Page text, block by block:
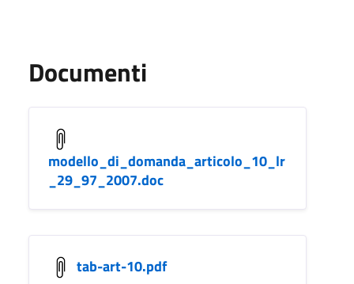
Documenti
modello_di_domanda_articolo_10_lr
_29_97_2007.doc
tab-art-10.pdf